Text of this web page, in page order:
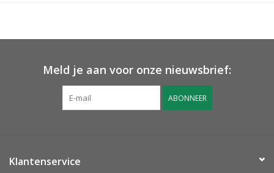
Meld je aan voor onze nieuwsbrief:
ABONNEER
Klantenservice